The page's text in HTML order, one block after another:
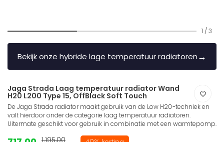
1 / 3
Bekijk onze hybride lage temperatuur radiatoren→
Jaga Strada Laag temperatuur radiator Wand
H20 L200 Type 15, OffBlack Soft Touch
De Jaga Strada radiator maakt gebruik van de Low H2O-techniek en
valt hierdoor onder de categorie laag temperatuur radiatoren.
Uitermate geschikt voor gebruik in combinatie met een warmtepomp.